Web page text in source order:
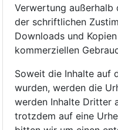
Verwertung außerhalb
der schriftlichen
Downloads und
kommerziellen
Soweit die Inhalte auf
wurden, werden die
werden Inhalte Dritter
trotzdem auf eine